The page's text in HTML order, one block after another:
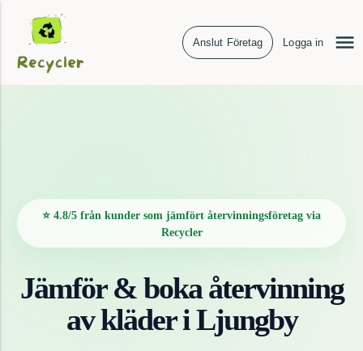
Anslut Företag Logga in
⭐ 4.8/5 från kunder som jämfört återvinningsföretag via
Recycler
Jämför & boka återvinning
avkläderiLjungby